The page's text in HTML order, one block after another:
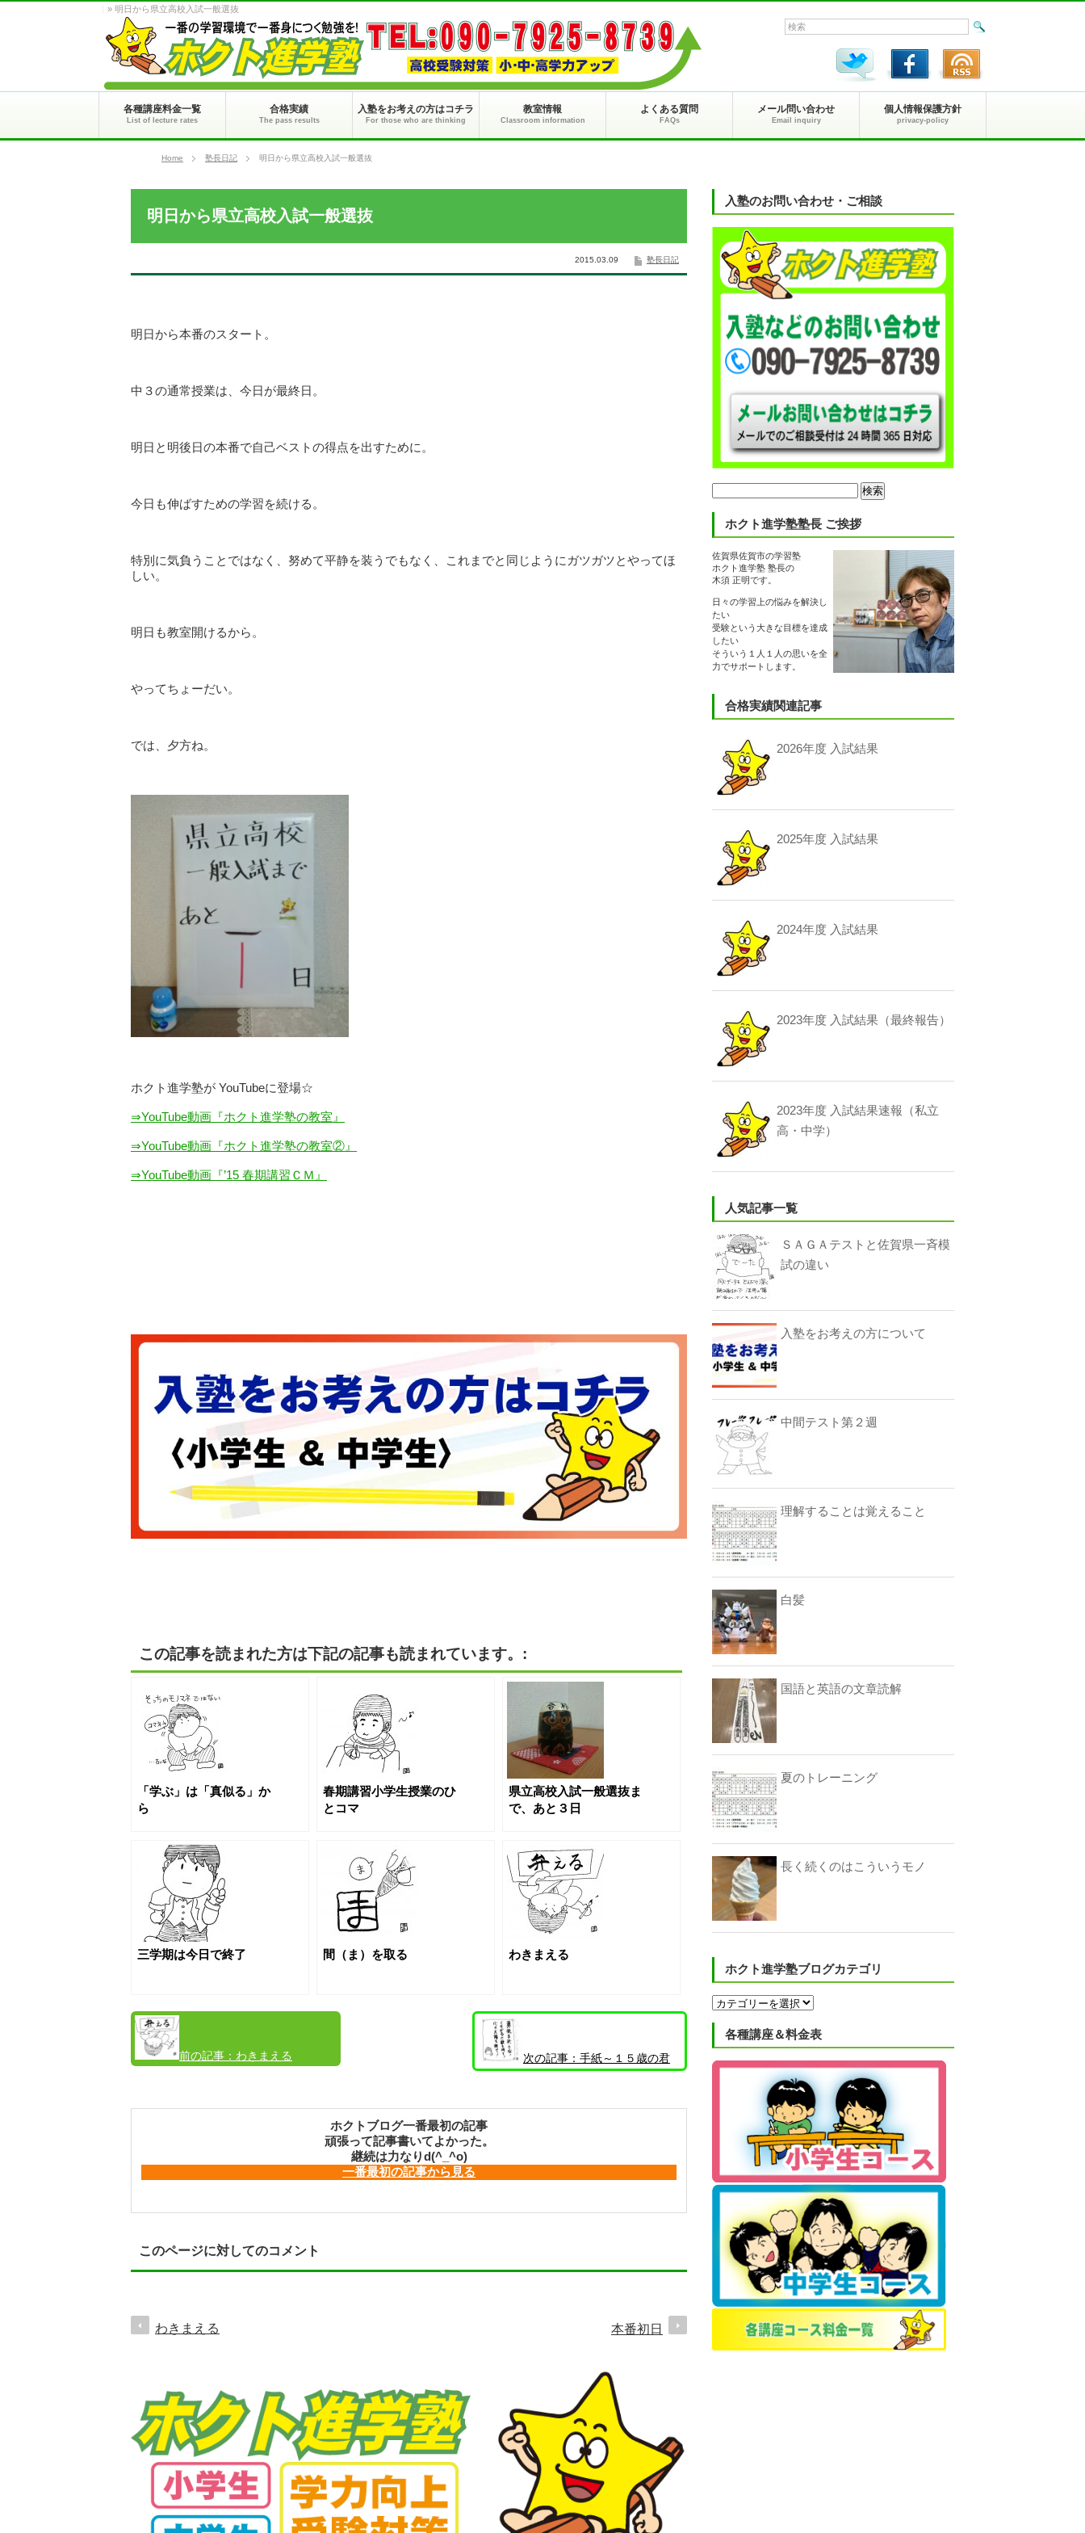
» 明日から県立高校入試一般選抜
各種講座料金一覧
List of lecture rates
合格実績
The pass results
入塾をお考えの方はコチラ
For those who are thinking
教室情報
Classroom information
よくある質問
FAQs
メール問い合わせ
Email inquiry
個人情報保護方針
privacy-policy
Home 塾長日記 明日から県立高校入試一般選抜
明日から県立高校入試一般選抜
塾長日記
2015.03.09
明日から本番のスタート。
中３の通常授業は、今日が最終日。
明日と明後日の本番で自己ベストの得点を出すために。
今日も伸ばすための学習を続ける。
特別に気負うことではなく、努めて平静を装うでもなく、これまでと同じようにガツガツとやってほ
しい。
明日も教室開けるから。
やってちょーだい。
では、夕方ね。
ホクト進学塾が YouTubeに登場☆
⇒YouTube動画『ホクト進学塾の教室』
⇒YouTube動画『ホクト進学塾の教室②』
⇒YouTube動画『’15 春期講習ＣＭ』
この記事を読まれた方は下記の記事も読まれています。:
「学ぶ」は「真似る」か
ら
春期講習小学生授業のひ
とコマ
県立高校入試一般選抜ま
で、あと３日
三学期は今日で終了 間（ま）を取る わきまえる
前の記事： わきまえる 次の記事： 手紙～１５歳の君
たちへ～
ホクトブログ一番最初の記事
頑張って記事書いてよかった。
継続は力なりd(^_^o)
一番最初の記事から見る
このページに対してのコメント
わきまえる 本番初日
入塾のお問い合わせ・ご相談
検
索:
ホクト進学塾塾長 ご挨拶
佐賀県佐賀市の学習塾
ホクト進学塾 塾長の
木須 正明です。
日々の学習上の悩みを解決し
たい
受験という大きな目標を達成
したい
そういう１人１人の思いを全
力でサポートします。
合格実績関連記事
2026年度 入試結果
2025年度 入試結果
2024年度 入試結果
2023年度 入試結果（最終報告）
2023年度 入試結果速報（私立
高・中学）
人気記事一覧
ＳＡＧＡテストと佐賀県一斉模
試の違い
入塾をお考えの方について
中間テスト第２週
理解することは覚えること
白髪
国語と英語の文章読解
夏のトレーニング
長く続くのはこういうモノ
ホクト進学塾ブログカテゴリ
ホ
ク
ト
学
塾
各種講座＆料金表